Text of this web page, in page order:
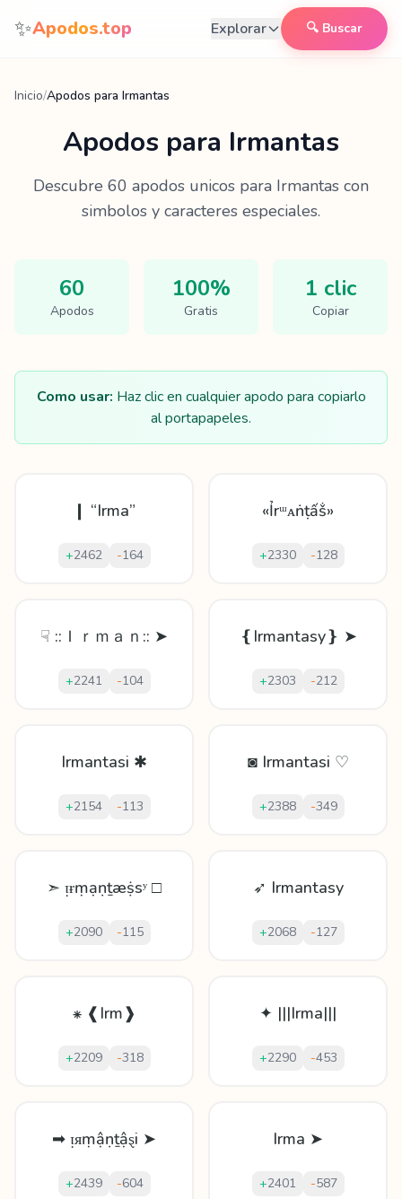
Saltar al contenido
✨Apodos.top Explorar 🔍 Buscar
Inicio/Apodos para Irmantas
Apodos para Irmantas
Descubre 60 apodos unicos para Irmantas con
simbolos y caracteres especiales.
60
Apodos
100%
Gratis
1 clic
Copiar
Como usar: Haz clic en cualquier apodo para copiarlo
al portapapeles.
❙ “Irma”
+2462 -164
«Ỉrᵚᴀṅṭấṧ»
+2330 -128
☟ ::Ｉｒｍａｎ:: ➤
+2241 -104
❴Irmantasy❵ ➤
+2303 -212
Irmantasi ✱
+2154 -113
◙ Irmantasi ♡
+2388 -349
➣ ᴉɍṃạṇṯæṩѕʸ □
+2090 -115
➶ Irmantasy
+2068 -127
⁕ ❰Irm❱
+2209 -318
✦ |||Irma|||
+2290 -453
➡ ᴉᴙṃậṇṯậȿi ➤
+2439 -604
Irma ➤
+2401 -587